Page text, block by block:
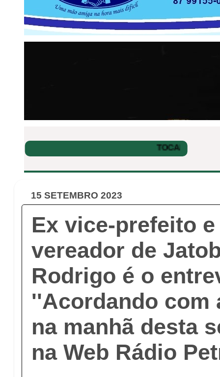
15 SETEMBRO 2023
Ex vice-prefeito
vereador de
Rodrigo é o
''Acordando com
na manhã desta
na Web Rádio